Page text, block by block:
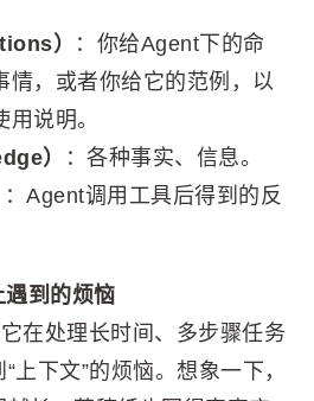
）
：你给Agent下的命
情，或者你给它的范例，以
说明。
）
：各种事实、信息。
：Agent调用工具后得到的反
到的烦恼
在处理长时间、多步骤任务
上下文”的烦恼。想象一下，